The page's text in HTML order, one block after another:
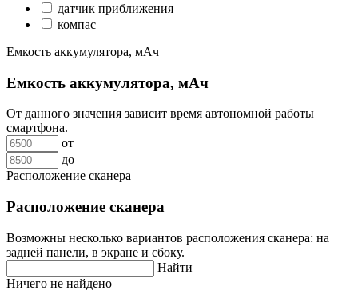
датчик приближения
компас
Емкость аккумулятора, мАч
Емкость аккумулятора, мАч
От данного значения зависит время автономной работы
смартфона.
от
до
Расположение сканера
Расположение сканера
Возможны несколько вариантов расположения сканера: на
задней панели, в экране и сбоку.
Найти
Ничего не найдено